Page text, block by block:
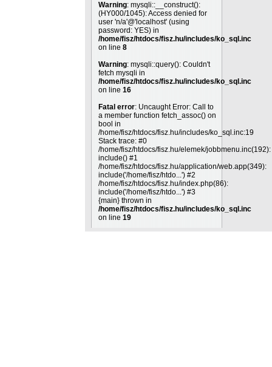
Warning: mysqli::__construct():
(HY000/1045): Access denied for
user 'n/a'@'localhost' (using
password: YES) in
/home/fisz/htdocs/fisz.hu/includes/ko_sql.inc
on line 8
Warning: mysqli::query(): Couldn't
fetch mysqli in
/home/fisz/htdocs/fisz.hu/includes/ko_sql.inc
on line 16
Fatal error: Uncaught Error: Call to
a member function fetch_assoc() on
bool in
/home/fisz/htdocs/fisz.hu/includes/ko_sql.inc:19
Stack trace: #0
/home/fisz/htdocs/fisz.hu/elemek/jobbmenu.inc(192):
include() #1
/home/fisz/htdocs/fisz.hu/application/web.app(349):
include('/home/fisz/htdo...') #2
/home/fisz/htdocs/fisz.hu/index.php(86):
include('/home/fisz/htdo...') #3
{main} thrown in
/home/fisz/htdocs/fisz.hu/includes/ko_sql.inc
on line 19